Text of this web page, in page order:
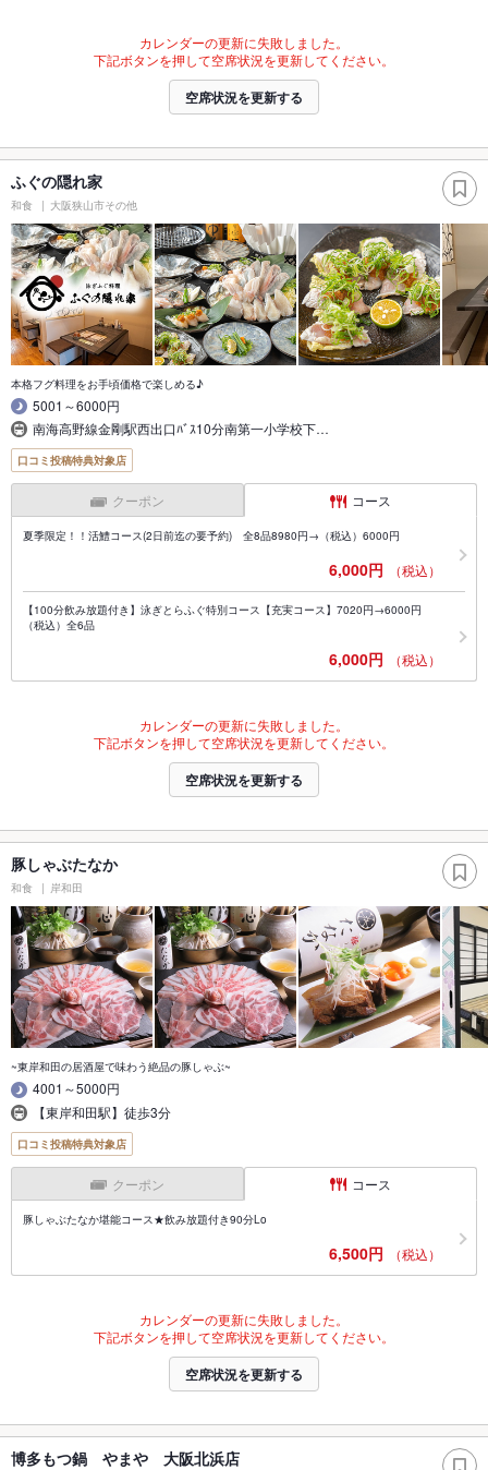
カレンダーの更新に失敗しました。
下記ボタンを押して空席状況を更新してください。
空席状況を更新する
ふぐの隠れ家
和食 大阪狭山市その他
本格フグ料理をお手頃価格で楽しめる♪
5001～6000円
南海高野線金剛駅西出口ﾊﾞｽ10分南第一小学校下…
口コミ投稿特典対象店
クーポン コース
夏季限定！！活鱧コース(2日前迄の要予約) 全8品8980円→（税込）6000円
6,000円 （税込）
【100分飲み放題付き】泳ぎとらふぐ特別コース【充実コース】7020円→6000円
（税込）全6品
6,000円 （税込）
カレンダーの更新に失敗しました。
下記ボタンを押して空席状況を更新してください。
空席状況を更新する
豚しゃぶたなか
和食 岸和田
~東岸和田の居酒屋で味わう絶品の豚しゃぶ~
4001～5000円
【東岸和田駅】徒歩3分
口コミ投稿特典対象店
クーポン コース
豚しゃぶたなか堪能コース★飲み放題付き90分Lo
6,500円 （税込）
カレンダーの更新に失敗しました。
下記ボタンを押して空席状況を更新してください。
空席状況を更新する
博多もつ鍋 やまや 大阪北浜店